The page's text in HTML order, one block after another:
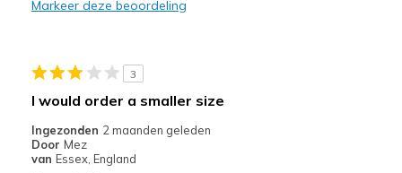
Beste toepassingen
Going Out
Markeer deze beoordeling
3
I would order a smaller size
Ingezonden 2 maanden geleden
Door Mez
van Essex, England